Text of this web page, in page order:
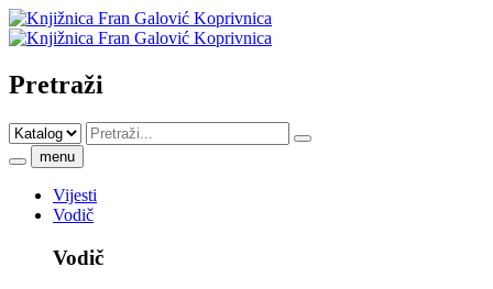
Pretraži
menu
Vijesti
Vodič
Vodič